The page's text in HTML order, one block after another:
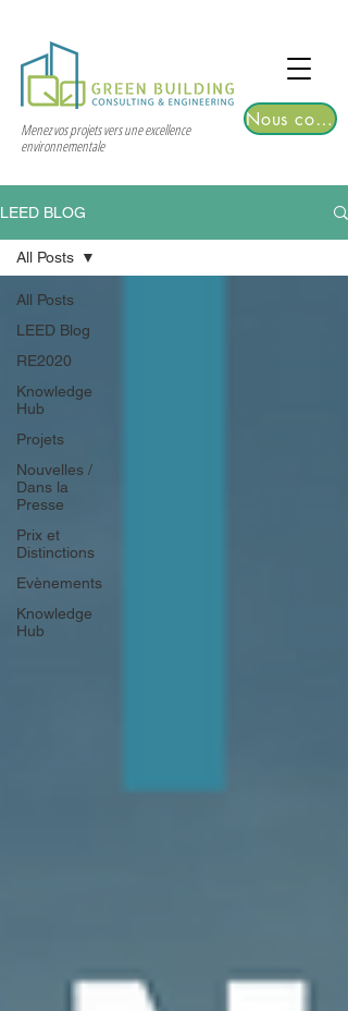
2026 | Registrations are now open!
Menez vos projets vers une excellence
environnementale
Nous contacter
LEED BLOG
All Posts
LEED Blog
RE2020
Knowledge
Hub
Projets
Nouvelles /
Dans la
Presse
Prix et
Distinctions
Evènements
Knowledge
Hub
All Posts